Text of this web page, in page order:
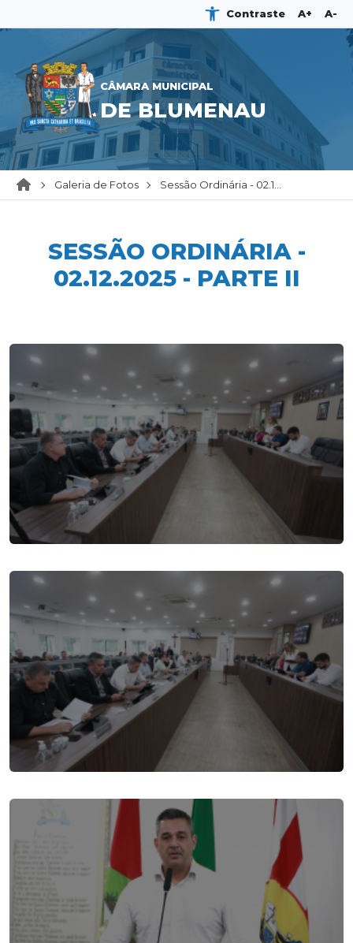
Contraste A+ A-
CÂMARA MUNICIPAL
DE BLUMENAU
Galeria de Fotos Sessão Ordinária - 02.1...
SESSÃO ORDINÁRIA -
02.12.2025 - PARTE II